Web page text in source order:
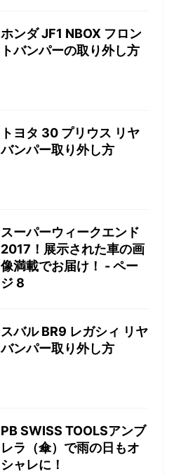
ホンダ JF1 NBOX フロン
トバンパーの取り外し方
トヨタ 30 プリウス リヤ
バンパー取り外し方
スーパーウィークエンド
2017！展示された車の画
像満載でお届け！ - ペー
ジ 8
スバル BR9 レガシィ リヤ
バンパー取り外し方
PB SWISS TOOLSアンブ
レラ（傘）で雨の日もオ
シャレに！